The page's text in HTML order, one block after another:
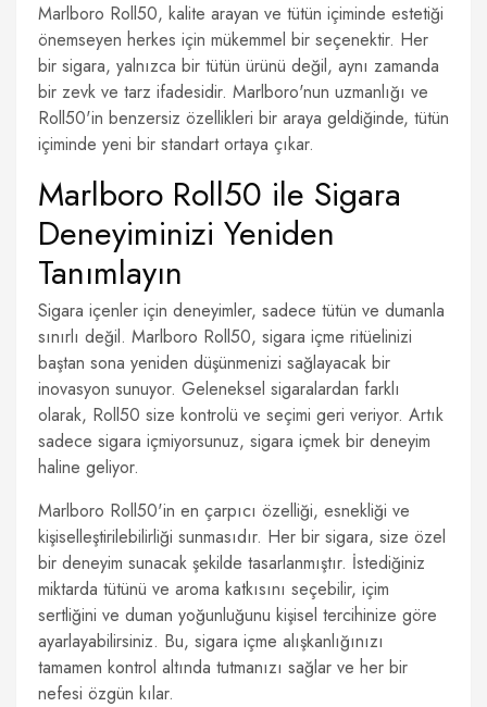
Marlboro Roll50, kalite arayan ve tütün içiminde estetiği
önemseyen herkes için mükemmel bir seçenektir. Her
bir sigara, yalnızca bir tütün ürünü değil, aynı zamanda
bir zevk ve tarz ifadesidir. Marlboro'nun uzmanlığı ve
Roll50'in benzersiz özellikleri bir araya geldiğinde, tütün
içiminde yeni bir standart ortaya çıkar.
Marlboro Roll50 ile Sigara
Deneyiminizi Yeniden
Tanımlayın
Sigara içenler için deneyimler, sadece tütün ve dumanla
sınırlı değil. Marlboro Roll50, sigara içme ritüelinizi
baştan sona yeniden düşünmenizi sağlayacak bir
inovasyon sunuyor. Geleneksel sigaralardan farklı
olarak, Roll50 size kontrolü ve seçimi geri veriyor. Artık
sadece sigara içmiyorsunuz, sigara içmek bir deneyim
haline geliyor.
Marlboro Roll50'in en çarpıcı özelliği, esnekliği ve
kişiselleştirilebilirliği sunmasıdır. Her bir sigara, size özel
bir deneyim sunacak şekilde tasarlanmıştır. İstediğiniz
miktarda tütünü ve aroma katkısını seçebilir, içim
sertliğini ve duman yoğunluğunu kişisel tercihinize göre
ayarlayabilirsiniz. Bu, sigara içme alışkanlığınızı
tamamen kontrol altında tutmanızı sağlar ve her bir
nefesi özgün kılar.